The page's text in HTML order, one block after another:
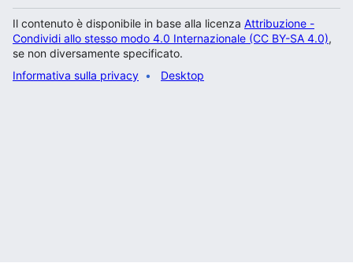
Il contenuto è disponibile in base alla licenza Attribuzione -
Condividi allo stesso modo 4.0 Internazionale (CC BY-SA 4.0),
se non diversamente specificato.
Informativa sulla privacy
Desktop